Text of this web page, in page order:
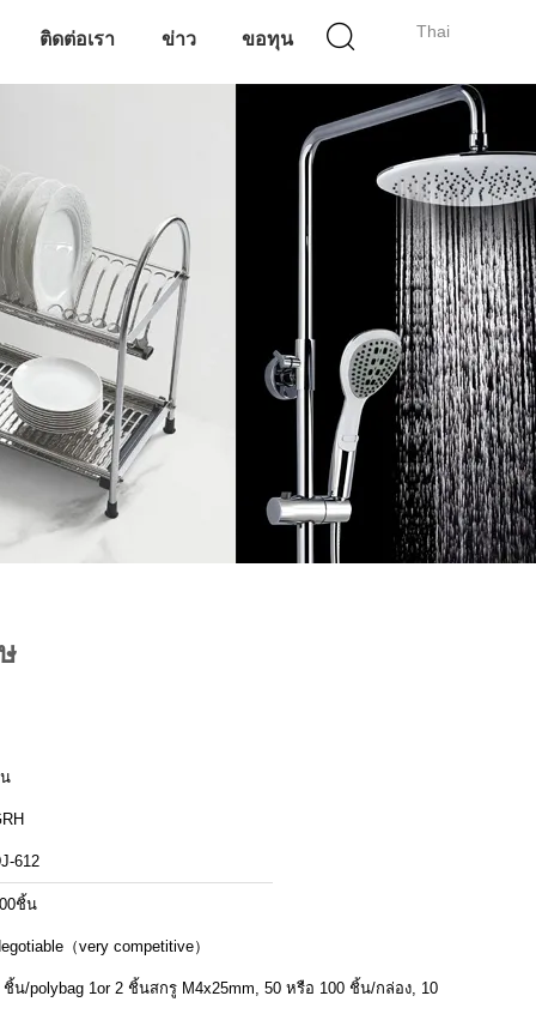
Thai
ติดต่อเรา ข่าว ขอทุน
612
ชิ้น
（very competitive）
ชิ้น/polybag 1or 2 ชิ้นสกรู M4x25mm, 50 หรือ 100 ชิ้น/กล่อง, 10